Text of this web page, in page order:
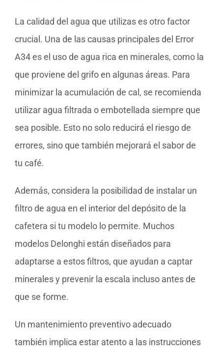
La calidad del agua que utilizas es otro factor
crucial. Una de las causas principales del Error
A34 es el uso de agua rica en minerales, como la
que proviene del grifo en algunas áreas. Para
minimizar la acumulación de cal, se recomienda
utilizar agua filtrada o embotellada siempre que
sea posible. Esto no solo reducirá el riesgo de
errores, sino que también mejorará el sabor de
tu café.
Además, considera la posibilidad de instalar un
filtro de agua en el interior del depósito de la
cafetera si tu modelo lo permite. Muchos
modelos Delonghi están diseñados para
adaptarse a estos filtros, que ayudan a captar
minerales y prevenir la escala incluso antes de
que se forme.
Un mantenimiento preventivo adecuado
también implica estar atento a las instrucciones